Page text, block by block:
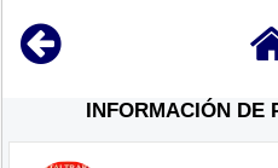
INFORMACIÓN DE